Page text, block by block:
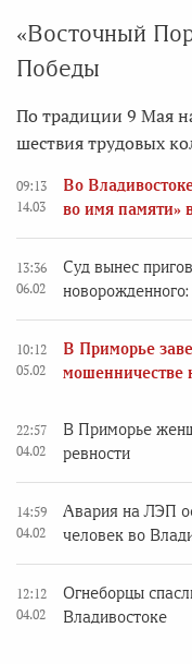
«Восточный
Победы
По традиции 9 Мая
шествия трудовых
09:13
14.03
Во
во имя памяти»
13:36
06.02
Суд вынес
10:12
05.02
В Приморье
мошенничестве
22:57
04.02
В Приморье
ревности
14:59
04.02
Авария на ЛЭП
человек во
12:12
04.02
Огнеборцы
Владивостоке